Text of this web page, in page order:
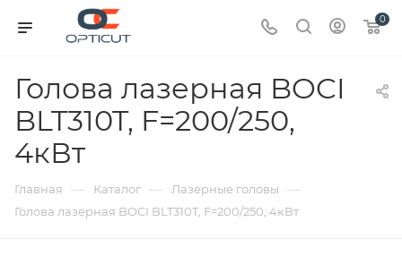
0
Голова лазерная BOCI
BLT310T, F=200/250,
4кВт
Главная — Каталог — Лазерные головы —
Голова лазерная BOCI BLT310T, F=200/250, 4кВт